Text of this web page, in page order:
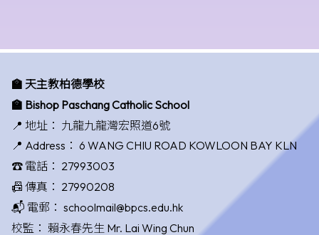
🏫 天主教柏德學校
🏫 Bishop Paschang Catholic School
📍 地址： 九龍九龍灣宏照道6號
📍 Address： 6 WANG CHIU ROAD KOWLOON BAY KLN
☎️ 電話： 27993003
📠 傳真： 27990208
📬 電郵： schoolmail@bpcs.edu.hk
校監： 賴永春先生 Mr. Lai Wing Chun